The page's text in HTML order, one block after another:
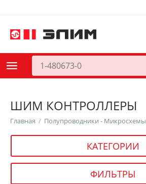
ШИМ КОНТРОЛЛЕРЫ
Главная / Полупроводники - Микросхемы
КАТЕГОРИИ
ФИЛЬТРЫ